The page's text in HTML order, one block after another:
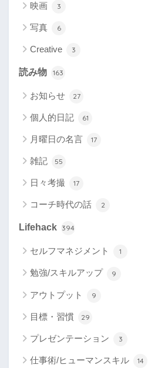
映画 3
写真 6
Creative 3
読み物 163
お知らせ 27
個人的日記 61
月曜日の名言 17
雑記 55
日々考撮 17
コーチ時代の話 2
Lifehack 394
セルフマネジメント 1
勉強/スキルアップ 9
アウトプット 9
目標・習慣 29
プレゼンテーション 3
仕事術/ヒューマンスキル 14